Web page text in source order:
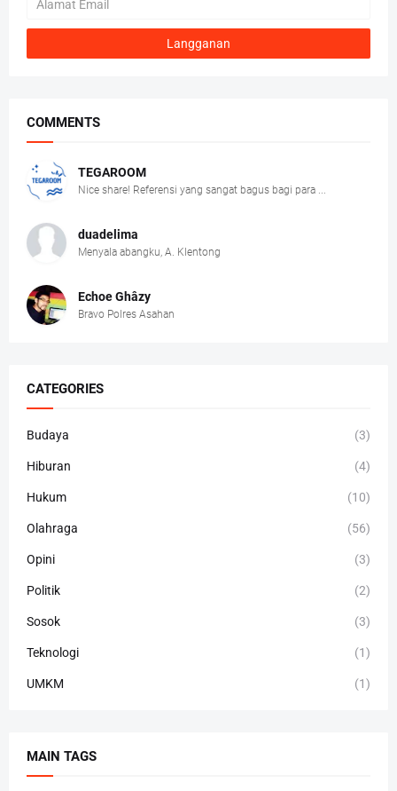
COMMENTS
TEGAROOM
Nice share! Referensi yang sangat bagus bagi para ...
duadelima
Menyala abangku, A. Klentong
Echoe Ghâzy
Bravo Polres Asahan
CATEGORIES
Budaya (3)
Hiburan (4)
Hukum (10)
Olahraga (56)
Opini (3)
Politik (2)
Sosok (3)
Teknologi (1)
UMKM (1)
MAIN TAGS